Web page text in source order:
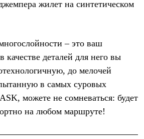
жилет на синтетическом
– это ваш
качестве деталей для него вы
до мелочей
в самых суровых
, можете не сомневаться: будет
на любом маршруте!